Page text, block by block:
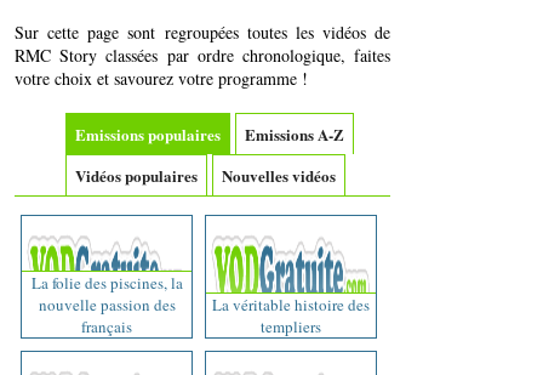
Sur cette page sont regroupées toutes les vidéos de
RMC Story classées par ordre chronologique, faites
votre choix et savourez votre programme !
Emissions populaires
Emissions A-Z
Vidéos populaires
Nouvelles vidéos
La folie des piscines, la
nouvelle passion des
français
La véritable histoire des
templiers